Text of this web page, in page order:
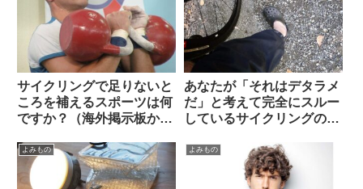
サイクリングで足りないと
ころを補えるスポーツは何
ですか？（海外掲示板か
あなたが「それはデタラメ
だ」と考えて完全にスルー
しているサイクリングの
ですか（海外掲示板から）
よみもの よみもの